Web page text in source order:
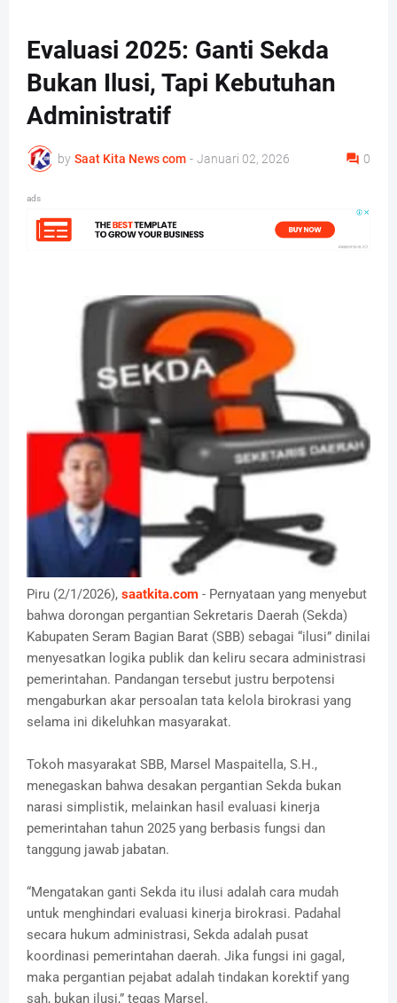
Evaluasi 2025: Ganti Sekda
Bukan Ilusi, Tapi Kebutuhan
Administratif
by Saat Kita News com - Januari 02, 2026 0
ads
Piru (2/1/2026), saatkita.com - Pernyataan yang menyebut
bahwa dorongan pergantian Sekretaris Daerah (Sekda)
Kabupaten Seram Bagian Barat (SBB) sebagai “ilusi” dinilai
menyesatkan logika publik dan keliru secara administrasi
pemerintahan. Pandangan tersebut justru berpotensi
mengaburkan akar persoalan tata kelola birokrasi yang
selama ini dikeluhkan masyarakat.
Tokoh masyarakat SBB, Marsel Maspaitella, S.H.,
menegaskan bahwa desakan pergantian Sekda bukan
narasi simplistik, melainkan hasil evaluasi kinerja
pemerintahan tahun 2025 yang berbasis fungsi dan
tanggung jawab jabatan.
“Mengatakan ganti Sekda itu ilusi adalah cara mudah
untuk menghindari evaluasi kinerja birokrasi. Padahal
secara hukum administrasi, Sekda adalah pusat
koordinasi pemerintahan daerah. Jika fungsi ini gagal,
maka pergantian pejabat adalah tindakan korektif yang
sah, bukan ilusi,” tegas Marsel.